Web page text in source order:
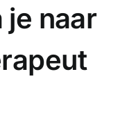
je naar